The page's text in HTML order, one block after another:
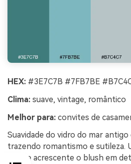
HEX: #3E7C7B #7FB7BE
Clima: suave, vintage, romântico
Melhor para: convites de
Suavidade do vidro do mar
trazendo romantismo e sutileza.
base e acrescente o blush em